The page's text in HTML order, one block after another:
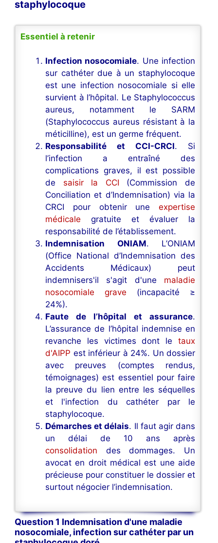
staphylocoque
Essentiel à retenir
Infection nosocomiale. Une infection
sur cathéter due à un staphylocoque
est une infection nosocomiale si elle
survient à l’hôpital. Le Staphylococcus
aureus, notamment le SARM
(Staphylococcus aureus résistant à la
méticilline), est un germe fréquent.
Responsabilité et CCI-CRCI. Si
l’infection a entraîné des
complications graves, il est possible
de saisir la CCI (Commission de
Conciliation et d’Indemnisation) via la
CRCI pour obtenir une expertise
médicale gratuite et évaluer la
responsabilité de l’établissement.
Indemnisation ONIAM. L’ONIAM
(Office National d’Indemnisation des
Accidents Médicaux) peut
indemnisers'il s'agit d'une maladie
nosocomiale grave (incapacité ≥
24%).
Faute de l’hôpital et assurance.
L’assurance de l’hôpital indemnise en
revanche les victimes dont le taux
d'AIPP est inférieur à 24%. Un dossier
avec preuves (comptes rendus,
témoignages) est essentiel pour faire
la preuve du lien entre les séquelles
et l'infection du cathéter par le
staphylocoque.
Démarches et délais. Il faut agir dans
un délai de 10 ans après
consolidation des dommages. Un
avocat en droit médical est une aide
précieuse pour constituer le dossier et
surtout négocier l’indemnisation.
Question 1 Indemnisation d'une maladie
nosocomiale, infection sur cathéter par un